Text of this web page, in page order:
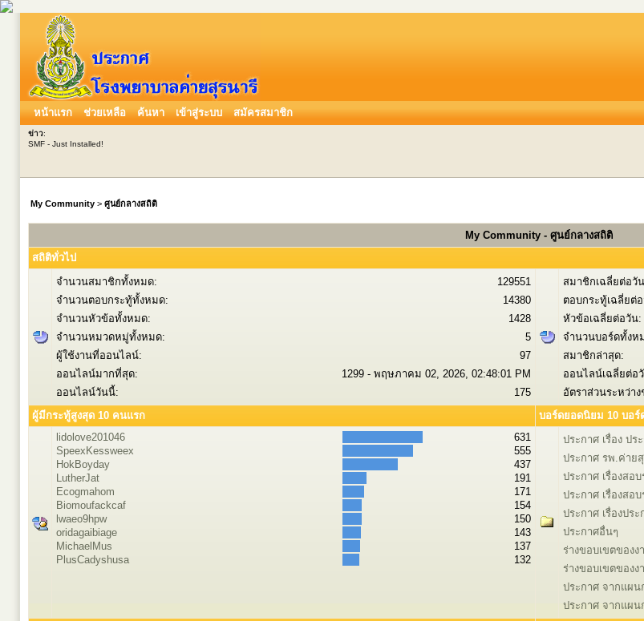
หน้าแรก ช่วยเหลือ ค้นหา เข้าสู่ระบบ สมัครสมาชิก
ข่าว:
SMF - Just Installed!
My Community > ศูนย์กลางสถิติ
My Community - ศูนย์กลางสถิติ
สถิติทั่วไป
จำนวนสมาชิกทั้งหมด:
129551
จำนวนตอบกระทู้ทั้งหมด:
14380
จำนวนหัวข้อทั้งหมด:
1428
จำนวนหมวดหมู่ทั้งหมด:
5
ผู้ใช้งานที่ออนไลน์:
97
ออนไลน์มากที่สุด:
1299 - พฤษภาคม 02, 2026, 02:48:01 PM
ออนไลน์วันนี้:
175
สมาชิกเฉลี่ยต่อวั
ตอบกระทู้เฉลี่ยต่
หัวข้อเฉลี่ยต่อวัน:
จำนวนบอร์ดทั้งห
สมาชิกล่าสุด:
ออนไลน์เฉลี่ยต่อ
อัตราส่วนระหว่า
ผู้มีกระทู้สูงสุด 10 คนแรก
บอร์ดยอดนิยม 10 บอร์
lidolove201046
631
SpeexKessweex
555
HokBoyday
437
LutherJat
191
Ecogmahom
171
Biomoufackcaf
154
lwaeo9hpw
150
oridagaibiage
143
MichaelMus
137
PlusCadyshusa
132
ประกาศ เรื่อง
ประกาศ รพ.ค่าย
ประกาศ เรื่อง
ประกาศ เรื่องสอ
ประกาศ เรื่องปร
ประกาศอื่นๆ
ร่างขอบเขตของง
ร่างขอบเขตของง
ประกาศ จากแผน
ประกาศ จากแผ